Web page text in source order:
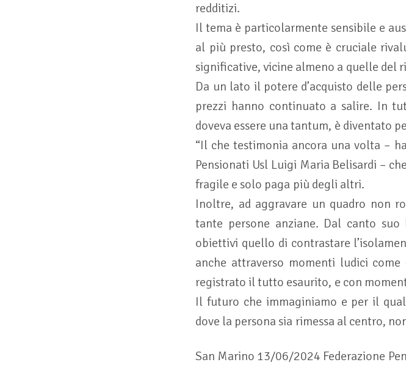
redditizi.
Il tema è particolarmente sensibile e
al più presto, così come è cruciale
significative, vicine almeno a quelle del
Da un lato il potere d’acquisto delle
prezzi hanno continuato a salire. In
doveva essere una tantum, è diventato
“Il che testimonia ancora una volta –
Pensionati Usl Luigi Maria Belisardi –
fragile e solo paga più degli altri.
Inoltre, ad aggravare un quadro non
tante persone anziane. Dal canto
obiettivi quello di contrastare
anche attraverso momenti ludici
registrato il tutto esaurito, e con
Il futuro che immaginiamo e per il
dove la persona sia rimessa al centro,
San Marino 13/06/2024 Federazione